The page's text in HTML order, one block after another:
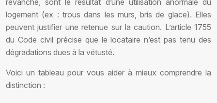
logement (ex : trous dans les murs, bris de glace). Elles
peuvent justifier une retenue sur la caution. L’article 1755
du Code civil précise que le locataire n’est pas tenu des
dégradations dues à la vétusté.
Voici un tableau pour vous aider à mieux comprendre la
distinction :